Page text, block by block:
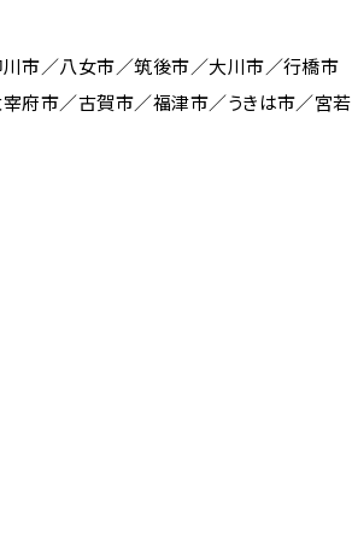
市／八女市／筑後市／大川市／行橋市
府市／古賀市／福津市／うきは市／宮若